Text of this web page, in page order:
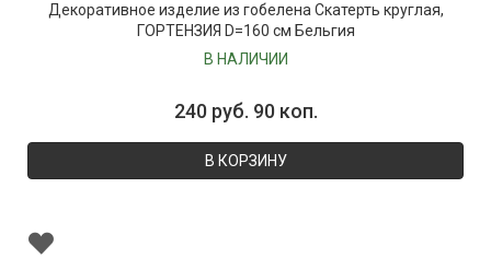
Декоративное изделие из гобелена Скатерть круглая,
ГОРТЕНЗИЯ D=160 см Бельгия
В НАЛИЧИИ
240 руб. 90 коп.
В КОРЗИНУ